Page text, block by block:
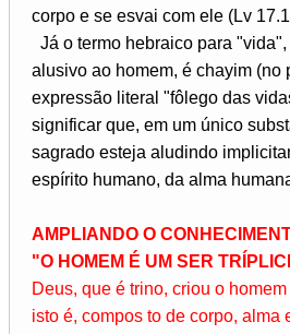
corpo e se esvai com ele (Lv
Já o termo hebraico para
alusivo ao homem, é chayim (no
expressão literal "fôlego das
significar que, em um único
sagrado esteja aludindo
espírito humano, da alma
AMPLIANDO O
"O HOMEM É UM SER
Deus, que é trino, criou o homem
isto é, compos­ to de corpo, alma